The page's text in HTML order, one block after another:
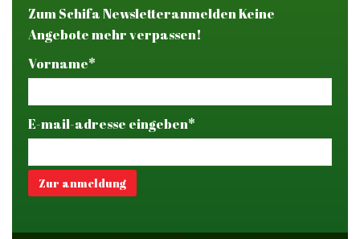
Zum Schifa Newsletteranmelden Keine
Angebote mehr verpassen!
Vorname*
E-mail-adresse eingeben*